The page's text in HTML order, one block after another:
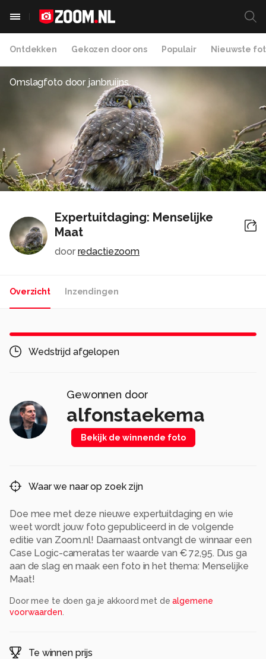
Ontdekken Gekozen door ons Populair Nieuwste
Omslagfoto door janbruijns
Expertuitdaging: Menselijke
Maat
door redactiezoom
Overzicht Inzendingen
Wedstrijd afgelopen
Gewonnen door
alfonstaekema
Bekijk de winnende foto
Waar we naar op zoek zijn
Doe mee met deze nieuwe expertuitdaging en wie
weet wordt jouw foto gepubliceerd in de volgende
editie van Zoom.nl! Daarnaast ontvangt de winnaar een
Case Logic-cameratas ter waarde van € 72,95. Dus ga
aan de slag en maak een foto in het thema: Menselijke
Maat!
Door mee te doen ga je akkoord met dealgemene
voorwaarden
Te winnen prijs